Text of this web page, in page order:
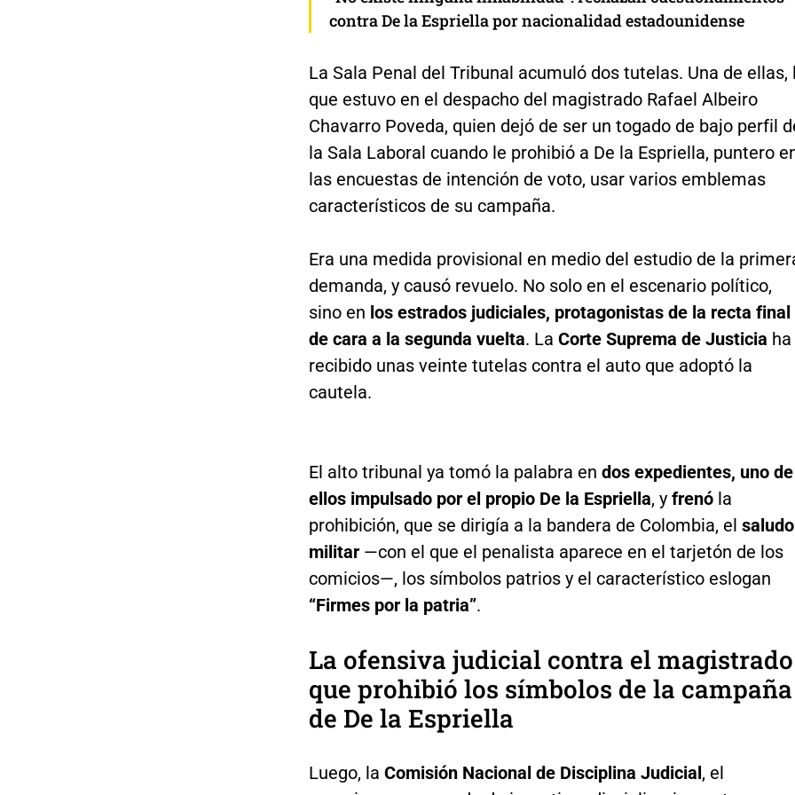
contra De la Espriella por nacionalidad estadounidense
La Sala Penal del Tribunal acumuló dos tutelas. Una de ellas,
que estuvo en el despacho del magistrado Rafael Albeiro
Chavarro Poveda, quien dejó de ser un togado de bajo perfil
la Sala Laboral cuando le prohibió a De la Espriella, puntero
las encuestas de intención de voto, usar varios emblemas
característicos de su campaña.
Era una medida provisional en medio del estudio de la
demanda, y causó revuelo. No solo en el escenario político,
sino en los estrados judiciales, protagonistas de la recta final
de cara a la segunda vuelta. La Corte Suprema de Justicia ha
recibido unas veinte tutelas contra el auto que adoptó la
cautela.
El alto tribunal ya tomó la palabra en dos expedientes, uno de
ellos impulsado por el propio De la Espriella, y frenó la
prohibición, que se dirigía a la bandera de Colombia, el saludo
militar—con el que el penalista aparece en el tarjetón de los
comicios—, los símbolos patrios y el característico eslogan
“Firmes por la patria”.
La ofensiva judicial contra el magistrado
que prohibió los símbolos de la campaña
de De la Espriella
Luego, la Comisión Nacional de Disciplina Judicial, el